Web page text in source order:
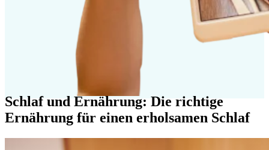
Schlaf und Ernährung: Die richtige
Ernährung für einen erholsamen Schlaf